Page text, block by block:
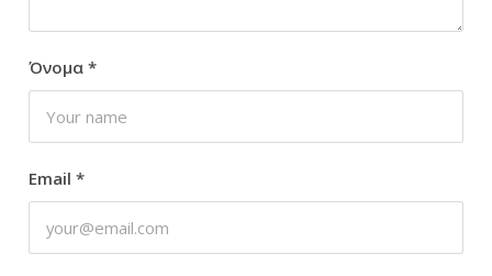
Όνομα *
Email *